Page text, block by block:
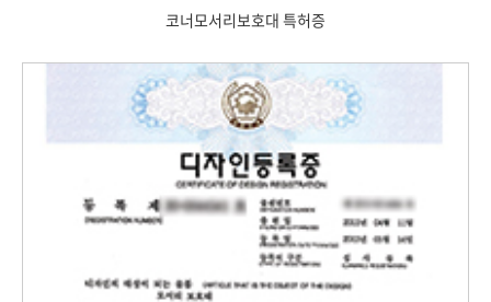
코너모서리보호대 특허증